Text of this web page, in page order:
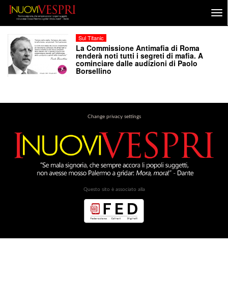
Sul Titanic
La Commissione Antimafia di Roma
renderà noti tutti i segreti di mafia. A
cominciare dalle audizioni di Paolo
Borsellino
Change privacy settings
Questo sito è associato alla